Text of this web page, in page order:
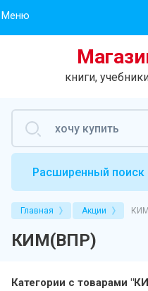
Учебники
Книги
Творчество
Новое на сайте
Меню
книги,
Расширенный поиск
Главная Акции
КИМ(ВПР)
Категории с товарами